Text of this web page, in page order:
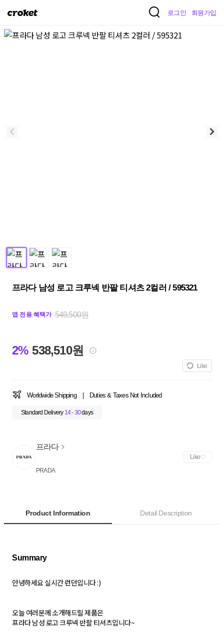
크
켓
로그인 회원가입
프라다 남성 로고 크루넥 반팔 티셔츠 2컬러 / 595321
앱 전용 혜택가 549,500원
2% 538,510원
Like
Worldwide Shipping Duties & Taxes Not Included
Standard Delivery 14 - 30days
프라다
PRADA
Like
Product Information Detail Description
Summary
안녕하세요 실시간 런던입니다 :)
오늘 여러분께 소개해드릴 제품은
프라다 남성 로고 크루넥 반팔 티셔츠입니다~